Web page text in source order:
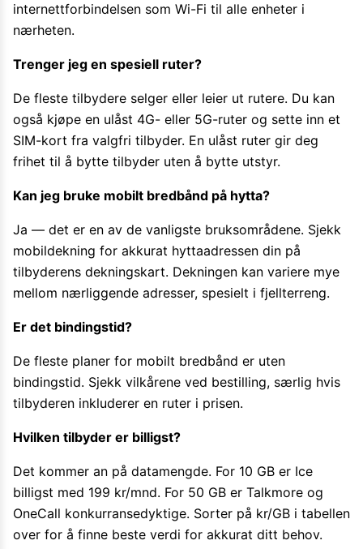
internettforbindelsen som Wi-Fi til alle enheter i
nærheten.
Trenger jeg en spesiell ruter?
De fleste tilbydere selger eller leier ut rutere. Du kan
også kjøpe en ulåst 4G- eller 5G-ruter og sette inn et
SIM-kort fra valgfri tilbyder. En ulåst ruter gir deg
frihet til å bytte tilbyder uten å bytte utstyr.
Kan jeg bruke mobilt bredbånd på hytta?
Ja — det er en av de vanligste bruksområdene. Sjekk
mobildekning for akkurat hyttaadressen din på
tilbyderens dekningskart. Dekningen kan variere mye
mellom nærliggende adresser, spesielt i fjellterreng.
Er det bindingstid?
De fleste planer for mobilt bredbånd er uten
bindingstid. Sjekk vilkårene ved bestilling, særlig hvis
tilbyderen inkluderer en ruter i prisen.
Hvilken tilbyder er billigst?
Det kommer an på datamengde. For 10 GB er Ice
billigst med 199 kr/mnd. For 50 GB er Talkmore og
OneCall konkurransedyktige. Sorter på kr/GB i tabellen
over for å finne beste verdi for akkurat ditt behov.